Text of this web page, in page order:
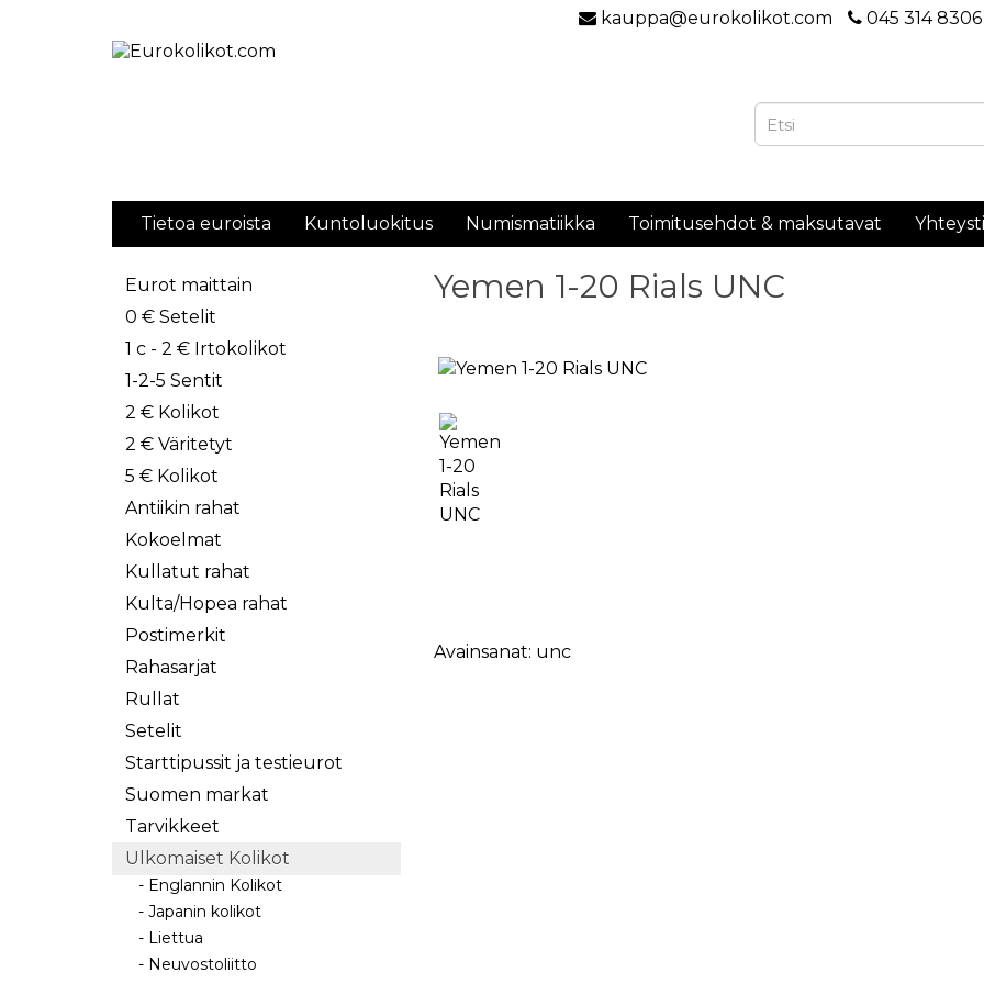
kauppa@eurokolikot.com 045 314 8306
Tietoa euroista Kuntoluokitus Numismatiikka Toimitusehdot & maksutavat
Eurot maittain
0 € Setelit
1 c - 2 € Irtokolikot
1-2-5 Sentit
2 € Kolikot
2 € Väritetyt
5 € Kolikot
Antiikin rahat
Kokoelmat
Kullatut rahat
Kulta/Hopea rahat
Postimerkit
Rahasarjat
Rullat
Setelit
Starttipussit ja testieurot
Suomen markat
Tarvikkeet
Ulkomaiset Kolikot
- Englannin Kolikot
- Japanin kolikot
- Liettua
- Neuvostoliitto
Yemen 1-20 Rials UNC
Avainsanat: unc